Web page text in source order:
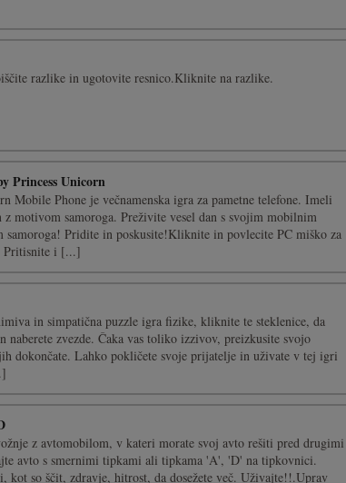
razlike in ugotovite resnico.Kliknite na razlike.
Princess Unicorn
Mobile Phone je večnamenska igra za pametne telefone. Imeli
motivom samoroga. Preživite vesel dan s svojim mobilnim
samoroga! Pridite in poskusite!Kliknite in povlecite PC miško za
Pritisnite i [...]
in simpatična puzzle igra fizike, kliknite te steklenice, da
naberete zvezde. Čaka vas toliko izzivov, preizkusite svojo
dokončate. Lahko pokličete svoje prijatelje in uživate v tej igri
z avtomobilom, v kateri morate svoj avto rešiti pred drugimi
avto s smernimi tipkami ali tipkama 'A', 'D' na tipkovnici.
kot so ščit, zdravje, hitrost, da dosežete več. Uživajte!!.Uprav